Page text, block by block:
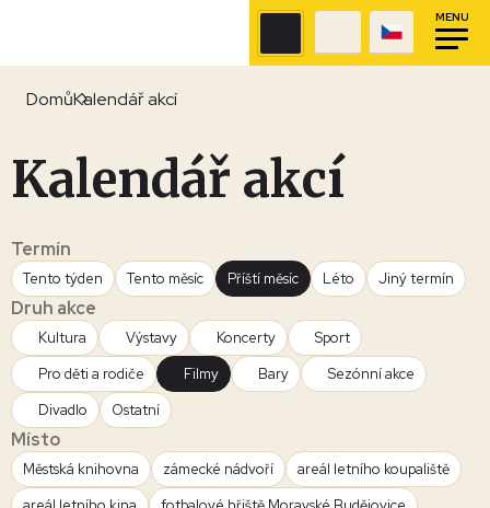
MENU
DomůKalendář akcí
Kalendář akcí
Termín
Tento týden Tento měsíc Příští měsíc Léto Jiný termín
Druh akce
Kultura Výstavy Koncerty
Sport
Pro děti a rodiče
Filmy Bary
Sezónní akce
Divadlo
Ostatní
Místo
Městská knihovna zámecké nádvoří
areál letního koupaliště